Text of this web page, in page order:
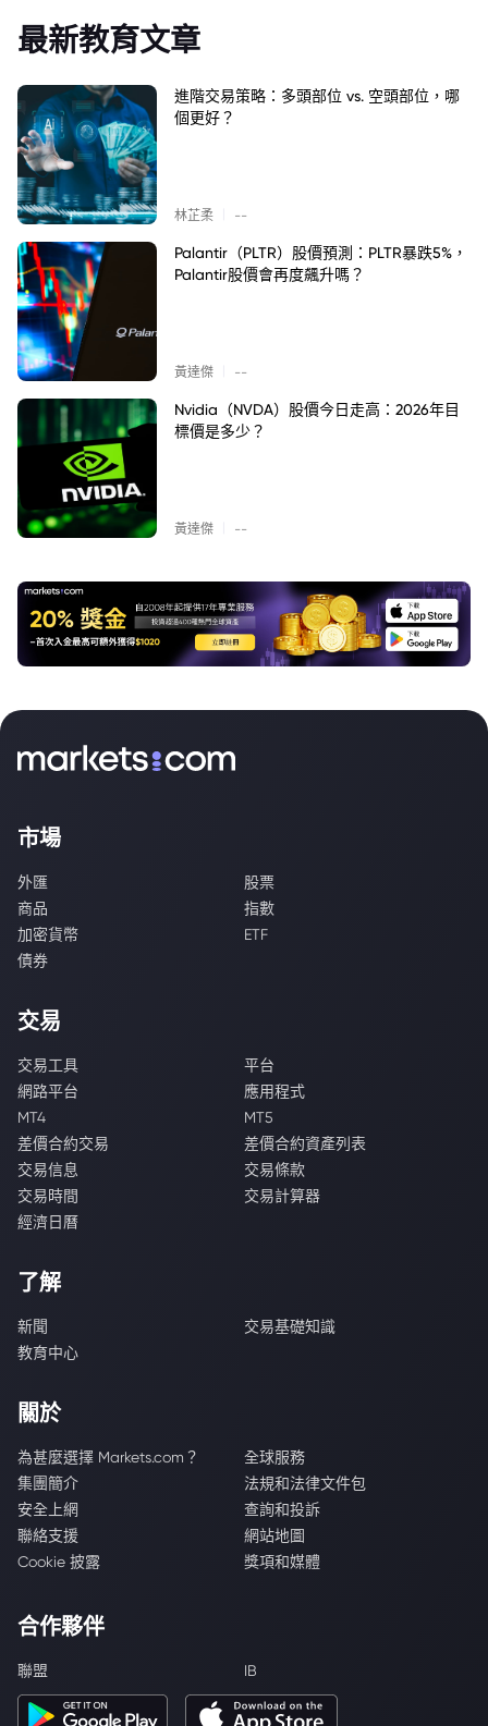
最新教育文章
進階交易策略：多頭部位 vs. 空頭部位，哪
個更好？
林芷柔 --
Palantir（PLTR）股價預測：PLTR暴跌5%，
Palantir股價會再度飆升嗎？
黃達傑 --
Nvidia（NVDA）股價今日走高：2026年目
標價是多少？
黃達傑 --
市場
外匯
股票
商品
指數
加密貨幣
ETF
債券
交易
交易工具
平台
網路平台
應用程式
MT4
MT5
差價合約交易
差價合約資產列表
交易信息
交易條款
交易時間
交易計算器
經濟日曆
了解
新聞
交易基礎知識
教育中心
關於
為甚麼選擇 Markets.com？
全球服務
集團簡介
法規和法律文件包
安全上網
查詢和投訴
聯絡支援
網站地圖
Cookie 披露
獎項和媒體
合作夥伴
聯盟 IB